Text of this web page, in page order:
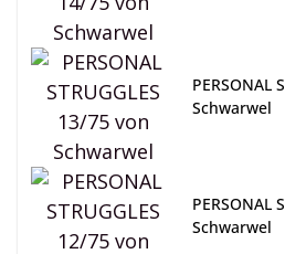
PERSONAL
Schwarwel
PERSONAL
Schwarwel